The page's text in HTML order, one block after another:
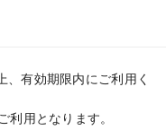
、有効期限内にご利用く
利用となります。